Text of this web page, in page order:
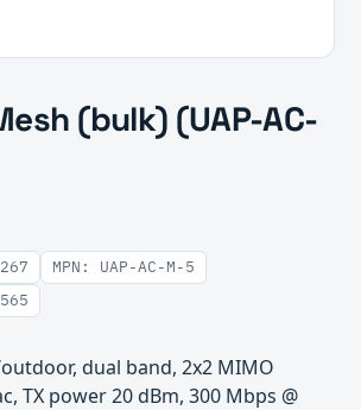
(bulk) (UAP-AC-
MPN: UAP-AC-M-5
dual band, 2x2 MIMO
TX power 20 dBm, 300 Mbps @